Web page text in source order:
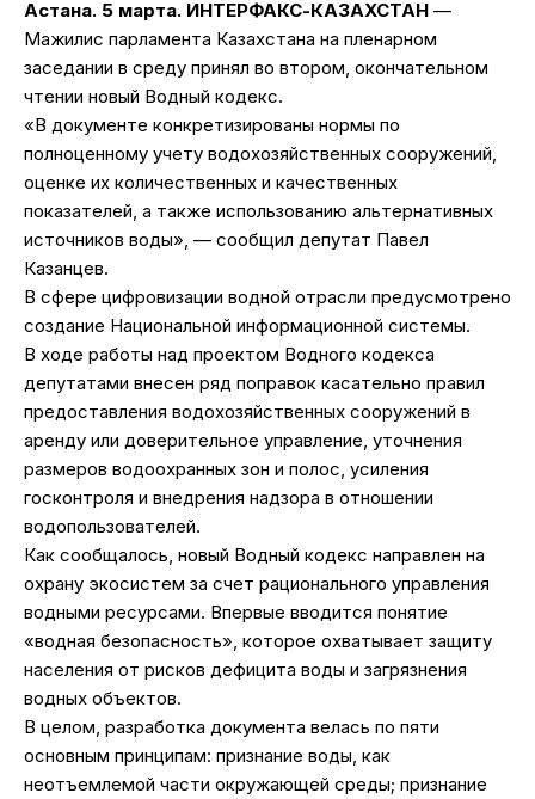
Астана. 5 марта. ИНТЕРФАКС-КАЗАХСТАН —
Мажилис парламента Казахстана на пленарном
заседании в среду принял во втором, окончательном
чтении новый Водный кодекс.
«В документе конкретизированы нормы по
полноценному учету водохозяйственных сооружений,
оценке их количественных и качественных
показателей, а также использованию альтернативных
источников воды», — сообщил депутат Павел
Казанцев.
В сфере цифровизации водной отрасли предусмотрено
создание Национальной информационной системы.
В ходе работы над проектом Водного кодекса
депутатами внесен ряд поправок касательно правил
предоставления водохозяйственных сооружений в
аренду или доверительное управление, уточнения
размеров водоохранных зон и полос, усиления
госконтроля и внедрения надзора в отношении
водопользователей.
Как сообщалось, новый Водный кодекс направлен на
охрану экосистем за счет рационального управления
водными ресурсами. Впервые вводится понятие
«водная безопасность», которое охватывает защиту
населения от рисков дефицита воды и загрязнения
водных объектов.
В целом, разработка документа велась по пяти
основным принципам: признание воды, как
неотъемлемой части окружающей среды; признание